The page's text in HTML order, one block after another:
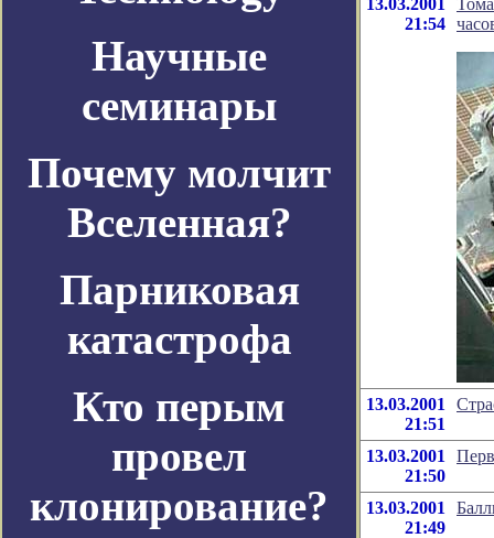
Научные
семинары
Почему молчит
Вселенная?
Парниковая
катастрофа
Кто перым
провел
клонирование?
13.03.2001
21:54
13.03.2001
21:51
13.03.2001
21:50
13.03.2001
21:49